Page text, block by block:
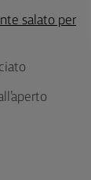
salato per